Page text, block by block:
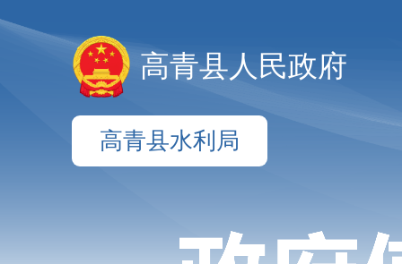
高青县人民政府
高青县水利局